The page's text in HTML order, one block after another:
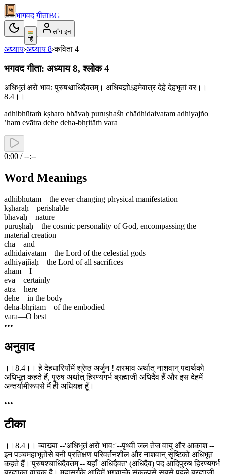
भागवद गीताBG
हिं
लॉग इन
अध्याय›अध्याय 8›कविता 4
भगवद गीता: अध्याय 8, श्लोक 4
अधिभूतं क्षरो भावः पुरुषश्चाधिदैवतम्। अधियज्ञोऽहमेवात्र देहे देहभृतां वर।।
8.4।।
adhibhūtaṁ kṣharo bhāvaḥ puruṣhaśh chādhidaivatam adhiyajño
’ham evātra dehe deha-bhṛitāṁ vara
0:00 / --:--
Word Meanings
adhibhūtam—the ever changing physical manifestation
kṣharaḥ—perishable
bhāvaḥ—nature
puruṣhaḥ—the cosmic personality of God, encompassing the
material creation
cha—and
adhidaivatam—the Lord of the celestial gods
adhiyajñaḥ—the Lord of all sacrifices
aham—I
eva—certainly
atra—here
dehe—in the body
deha-bhṛitām—of the embodied
vara—O best
•••
अनुवाद
।।8.4।। हे देहधारियोंमें श्रेष्ठ अर्जुन ! क्षरभाव अर्थात् नाशवान् पदार्थको
अधिभूत कहते हैं, पुरुष अर्थात् हिरण्यगर्भ ब्रह्माजी अधिदैव हैं और इस देहमें
अन्तर्यामीरूपसे मैं ही अधियज्ञ हूँ।
•••
टीका
।।8.4।। व्याख्या --'अधिभूतं क्षरो भावः'--पृथ्वी जल तेज वायु और आकाश --
इन पञ्चमहाभूतोंसे बनी प्रतिक्षण परिवर्तनशील और नाशवान् सृष्टिको अधिभूत
कहते हैं।'पुरुषश्चाधिदैवतम्'-- यहाँ 'अधिदैवत' (अधिदैव) पद आदिपुरुष हिरण्यगर्भ